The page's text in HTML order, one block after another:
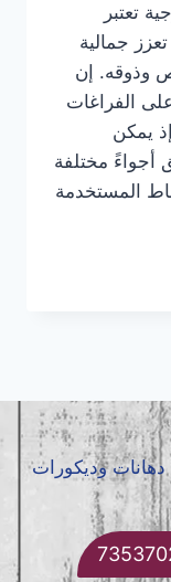
تعتبر
جمالية
وذوقه. إن
الفراغات
يمكن
أجواءً مختلفة
المستخدمة
محفوظة © 2026 معلم دهانات وديكورات